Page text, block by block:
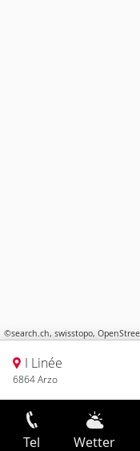
©search.ch, swisstopo,
I Linée
6864 Arzo
Tel Wetter